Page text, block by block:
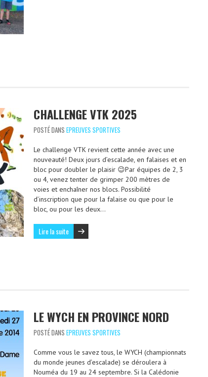
CHALLENGE VTK 2025
POSTÉ DANS EPREUVES SPORTIVES
Le challenge VTK revient cette année avec une
nouveauté! Deux jours d’escalade, en falaises et en
bloc pour doubler le plaisir 😉Par équipes de 2, 3
ou 4, venez tenter de grimper 200 mètres de
voies et enchaîner nos blocs. Possibilité
d’inscription que pour la falaise ou que pour le
bloc, ou pour les deux…
Lire la suite
LE WYCH EN PROVINCE NORD
POSTÉ DANS EPREUVES SPORTIVES
Comme vous le savez tous, le WYCH (championnats
du monde jeunes d’escalade) se déroulera à
Nouméa du 19 au 24 septembre. Si la Calédonie